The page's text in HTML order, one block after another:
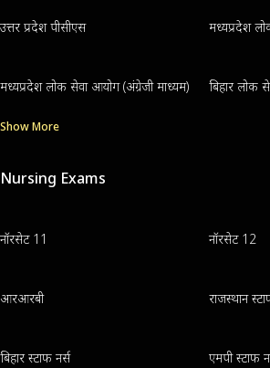
उत्तर प्रदेश पीसीएस मध्यप्रदेश
मध्यप्रदेश लोक सेवा आयोग (अंग्रेजी माध्यम) बिहार लोक
Show More
Nursing Exams
नॉरसेट 11 नॉरसेट 12
आरआरबी राजस्थान
बिहार स्टाफ नर्स एमपी स्टाफ